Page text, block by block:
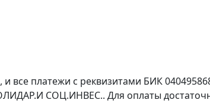
все платежи с реквизитами БИК
СОЦ.ИНВЕС.. Для оплаты